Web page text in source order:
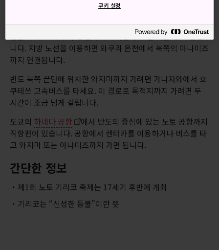
이 반도에 기차를 타고 오려면가나자와역
에서 JR 나나오
선을 타세요. 와쿠라 온천까지 고속열차로 한 시간 정도 걸립
니다. 지방 노선을 이용하면 와쿠라 온천에서 북쪽의 아나미즈
까지 연결됩니다.
반도 북쪽 끝단에 위치한 와지마까지 가려면 가나자와에서 호
쿠테쓰 고속버스를 타세요. 이 경로로 목적지까지 가려면 두
시간이 조금 넘게 걸립니다.
도쿄의 하네다 공항
에서 반도의 중심에 있는 노토 공항까지
직항편이 있습니다. 공항에서 렌터카를 이용하거나 버스를 타
고 와지마 또는 아나미즈까지 가면 됩니다.
간단한 정보
제1회 노토 기리코 축제는 17세기 후반에 개최
기리코는 “신성한 등불”이란 뜻
쿠키 설정